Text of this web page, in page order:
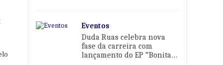
Eventos
Duda Ruas celebra nova
fase da carreira com
lançamento do EP “Bonita